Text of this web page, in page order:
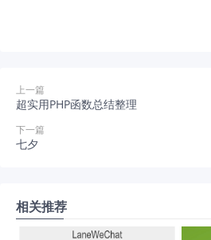
上一篇
超实用PHP函数总结整理
下一篇
七夕
相关推荐